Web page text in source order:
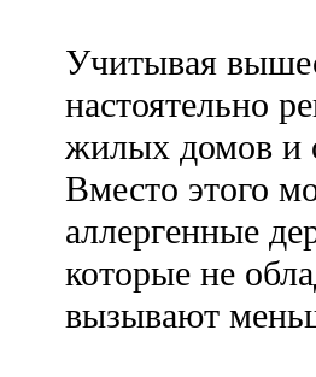
Учитывая
настоятельно
жилых домов и
Вместо этого
аллергенные
которые не
вызывают